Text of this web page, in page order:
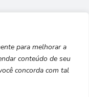
para melhorar a
conteúdo de seu
concorda com tal